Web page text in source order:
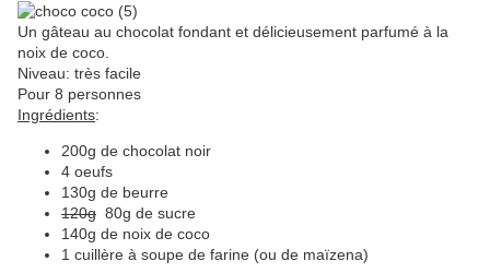
Un gâteau au chocolat fondant et délicieusement parfumé à la
noix de coco.
Niveau: très facile
Pour 8 personnes
Ingrédients:
200g de chocolat noir
4 oeufs
130g de beurre
120g 80g de sucre
140g de noix de coco
1 cuillère à soupe de farine (ou de maïzena)